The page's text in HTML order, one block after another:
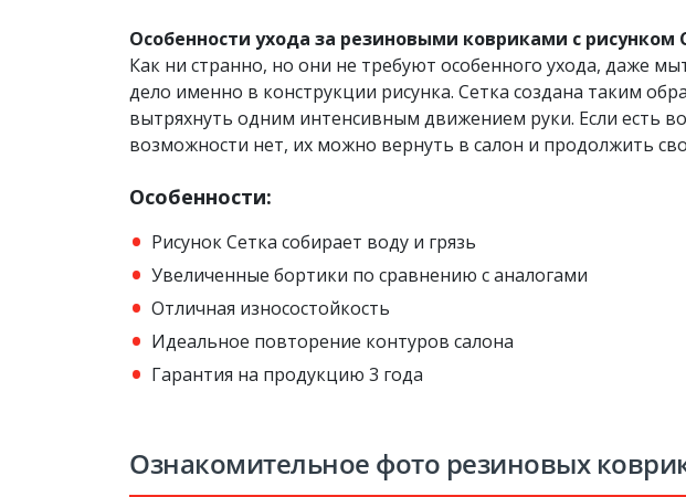
Особенности ухода за резиновыми ковриками с рисунком
Как ни странно, но они не требуют особенного ухода, даже
дело именно в конструкции рисунка. Сетка создана таким
вытряхнуть одним интенсивным движением руки. Если есть
возможности нет, их можно вернуть в салон и продолжить
Особенности:
Рисунок Сетка собирает воду и грязь
Увеличенные бортики по сравнению с аналогами
Отличная износостойкость
Идеальное повторение контуров салона
Гарантия на продукцию 3 года
Ознакомительное фото резиновых